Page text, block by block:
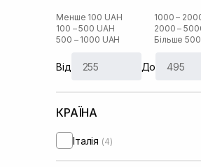
Менше 100 UAH
100 – 500 UAH
500 – 1000 UAH
1000 –
2000 –
Більше
Від До
КРАЇНА
Італія (4)